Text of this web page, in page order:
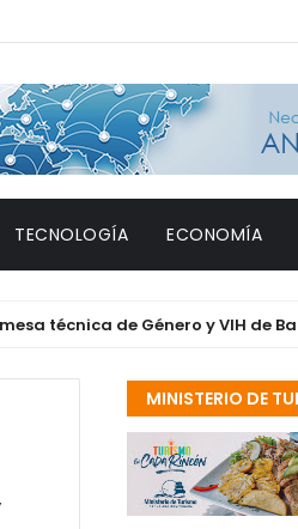
TECNOLOGÍA ECONOMÍA
de Género y VIH de
MINISTERIO DE